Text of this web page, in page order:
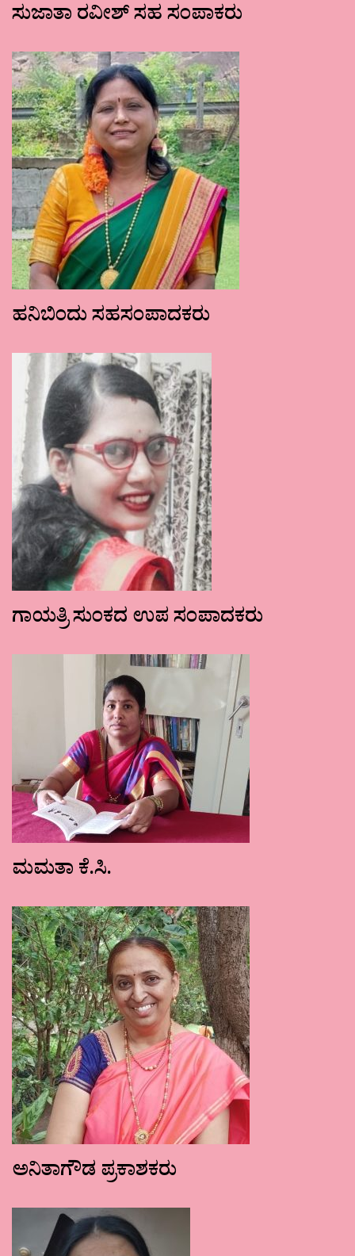
ಸುಜಾತಾ ರವೀಶ್ ಸಹ ಸಂಪಾಕರು
ಹನಿಬಿಂದು ಸಹಸಂಪಾದಕರು
ಗಾಯತ್ರಿ ಸುಂಕದ ಉಪ ಸಂಪಾದಕರು
ಮಮತಾ ಕೆ.ಸಿ.
ಅನಿತಾಗೌಡ ಪ್ರಕಾಶಕರು